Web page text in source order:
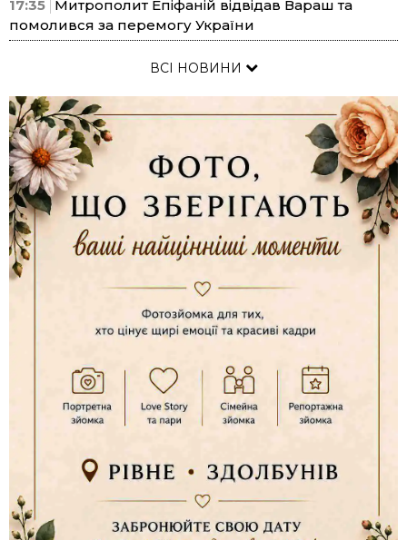
17:35 Митрополит Епіфаній відвідав Вараш та
помолився за перемогу України
ВСІ НОВИНИ